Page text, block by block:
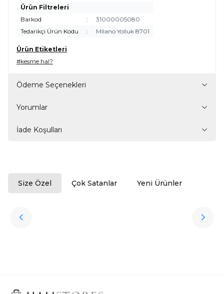
Ürün Filtreleri
Barkod
:
31000005080
Tedarikçi Ürün Kodu
: Milano Yolluk 8701
Ürün Etiketleri
#kesme hal?
Ödeme Seçenekleri
Yorumlar
İade Koşulları
Size Özel Çok Satanlar Yeni Ürünler
Favorilere Ekle
Halıstores
3.909,80